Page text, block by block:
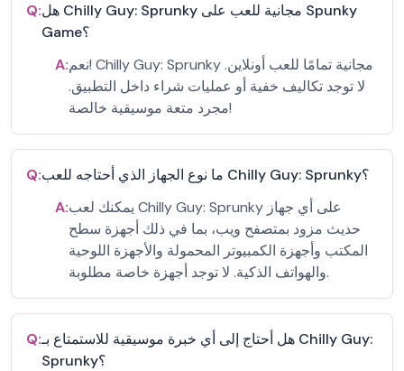
Q:هل Chilly Guy: Sprunky مجانية للعب على Spunky
Game؟
A:نعم! Chilly Guy: Sprunky مجانية تمامًا للعب أونلاين.
لا توجد تكاليف خفية أو عمليات شراء داخل التطبيق.
مجرد متعة موسيقية خالصة!
Q:
ما نوع الجهاز الذي أحتاجه للعب Chilly Guy: Sprunky؟
A:يمكنك لعب Chilly Guy: Sprunky على أي جهاز
حديث مزود بمتصفح ويب، بما في ذلك أجهزة سطح
المكتب وأجهزة الكمبيوتر المحمولة والأجهزة اللوحية
والهواتف الذكية. لا توجد أجهزة خاصة مطلوبة.
Q:هل أحتاج إلى أي خبرة موسيقية للاستمتاع بـ Chilly Guy:
Sprunky؟